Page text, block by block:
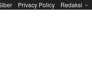
Privacy Policy Redaksi